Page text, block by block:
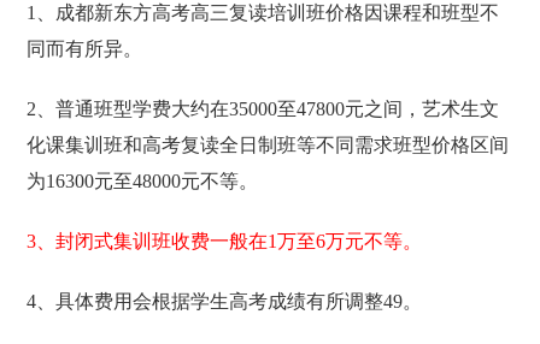
1、成都新东方高考高三复读培训班价格因课程和班型不
同而有所异。
2、普通班型学费大约在35000至47800元之间，艺术生文
化课集训班和高考复读全日制班等不同需求班型价格区间
为16300元至48000元不等。
3、封闭式集训班收费一般在1万至6万元不等。
4、具体费用会根据学生高考成绩有所调整49。